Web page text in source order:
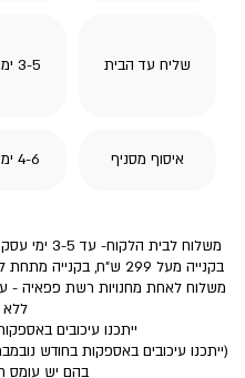
שליח עד הבית 3-5 ימי עסקים
איסוף מסניף 4-6 ימי עסקים
משלוח
בקנייה מעל 299 ש"ח, בקנייה מתחת לסכום זה עלות המשלוח הינה 12.9 ש"ח.
ללא
ייתכנו עיכובים
(ייתכנו עיכובים באספקות בחודש
בהם יש עומס